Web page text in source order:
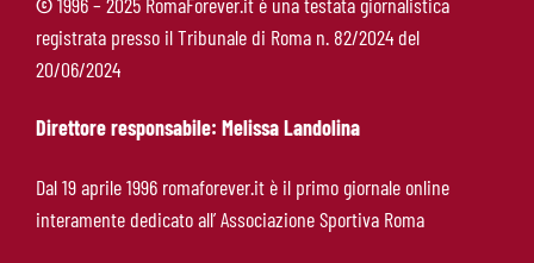
Alajbegovic, Pjanic svela il ruolo: perché il
talento seguito dalla Roma ha scelto la
Juventus
registrata presso il Tribunale di Roma n. 82/2024 del
20/06/2024
Direttore responsabile: Melissa Landolina
Dal 19 aprile 1996 romaforever.it è il primo giornale online
interamente dedicato all’ Associazione Sportiva Roma